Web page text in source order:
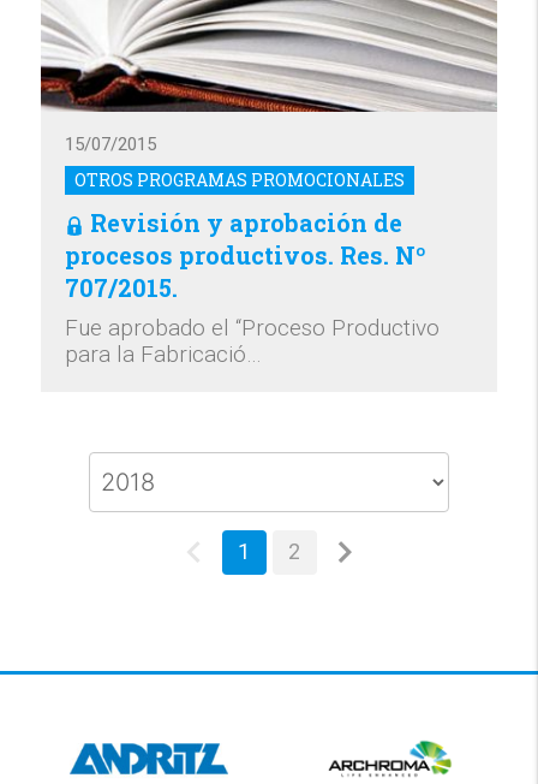
OTROS PROGRAMAS PROMOCIONALES
15/07/2015
Revisión y aprobación de
procesos productivos. Res. Nº
707/2015.
Fue aprobado el “Proceso Productivo
para la Fabricació…
1 2